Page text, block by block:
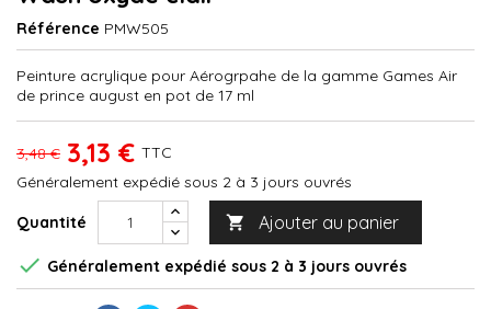
Référence PMW505
Peinture acrylique pour Aérogrpahe de la gamme Games Air
de prince august en pot de 17 ml
3,48 € 3,13 € TTC
Généralement expédié sous 2 à 3 jours ouvrés
Quantité  Ajouter au panier
 Généralement expédié sous 2 à 3 jours ouvrés